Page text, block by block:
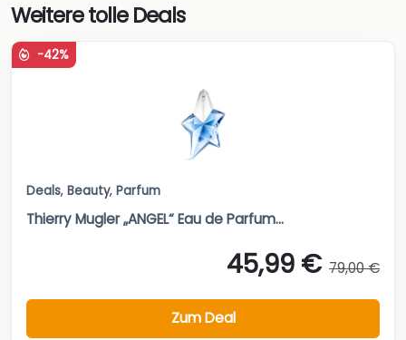
Weitere tolle Deals
-42%
Deals, Beauty, Parfum
Thierry Mugler „ANGEL“ Eau de Parfum...
45,99 € 79,00 €
Zum Deal